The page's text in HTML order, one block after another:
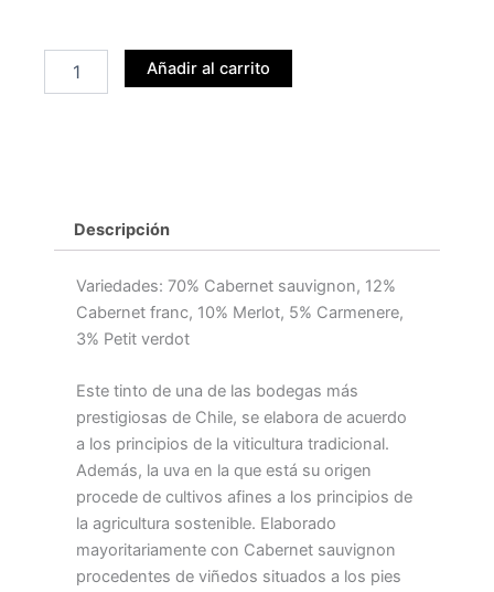
Añadir al carrito
Descripción
Variedades: 70% Cabernet sauvignon, 12%
Cabernet franc, 10% Merlot, 5% Carmenere,
3% Petit verdot
Este tinto de una de las bodegas más
prestigiosas de Chile, se elabora de acuerdo
a los principios de la viticultura tradicional.
Además, la uva en la que está su origen
procede de cultivos afines a los principios de
la agricultura sostenible. Elaborado
mayoritariamente con Cabernet sauvignon
procedentes de viñedos situados a los pies